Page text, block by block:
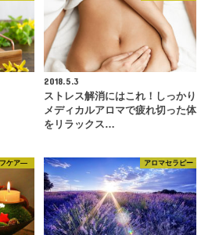
2018.5.3
ストレス解消にはこれ！しっかり
メディカルアロマで疲れ切った体
をリラックス…
ケア― アロマセラピー